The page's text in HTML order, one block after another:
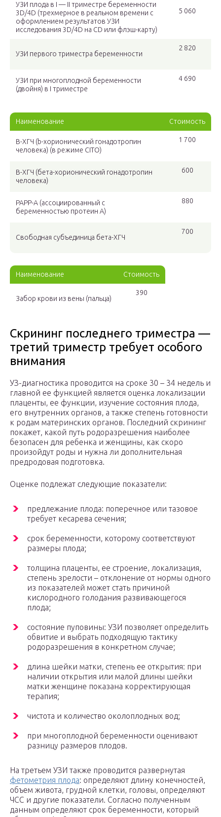
УЗИ плода в I — II триместре беременности
3D/4D (трехмерное в реальном времени с
оформлением результатов УЗИ
исследования 3D/4D на CD или флэш-карту)
5 060
УЗИ первого триместра беременности
2 820
УЗИ при многоплодной беременности
(двойня) в I триместре
4 690
Наименование Стоимость
В-ХГЧ (b-хорионический гонадотропин
человека) (в режиме CITO)
1 700
В-ХГЧ (бета-хорионический гонадотропин
человека)
600
РАРР-А (ассоциированный с
беременностью протеин А)
880
Свободная субъединица бета-ХГЧ
700
Наименование Стоимость
Забор крови из вены (пальца)
390
Скрининг последнего триместра —
третий триместр требует особого
внимания
УЗ-диагностика проводится на сроке 30 – 34 недель и
главной ее функцией является оценка локализации
плаценты, ее функции, изучение состояния плода,
его внутренних органов, а также степень готовности
к родам материнских органов. Последний скрининг
покажет, какой путь родоразрешения наиболее
безопасен для ребенка и женщины, как скоро
произойдут роды и нужна ли дополнительная
предродовая подготовка.
Оценке подлежат следующие показатели:
предлежание плода: поперечное или тазовое
требует кесарева сечения;
срок беременности, которому соответствуют
размеры плода;
толщина плаценты, ее строение, локализация,
степень зрелости – отклонение от нормы одного
из показателей может стать причиной
кислородного голодания развивающегося
плода;
состояние пуповины: УЗИ позволяет определить
обвитие и выбрать подходящую тактику
родоразрешения в конкретном случае;
длина шейки матки, степень ее открытия: при
наличии открытия или малой длины шейки
матки женщине показана корректирующая
терапия;
чистота и количество околоплодных вод;
при многоплодной беременности оценивают
разницу размеров плодов.
На третьем УЗИ также проводится развернутая
фетометрия плода: определяют длину конечностей,
объем живота, грудной клетки, головы, определяют
ЧСС и другие показатели. Согласно полученным
данным определяют срок беременности, который